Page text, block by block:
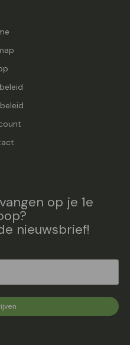
op je 1e
nieuwsbrief!